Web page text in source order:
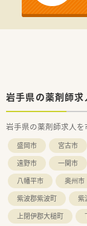
【法人特徴に
■医療や介護
高4000億円
据えており
す。
■充実した
向けて自
す。
■新卒3年以
経験の浅い
■ライフス
め、産休や
岩手県の薬剤師
岩手県の薬剤師求人を
盛岡市 宮古市
遠野市
一関市
八幡平市
奥州市
紫波郡紫波町
紫
上閉伊郡大槌町